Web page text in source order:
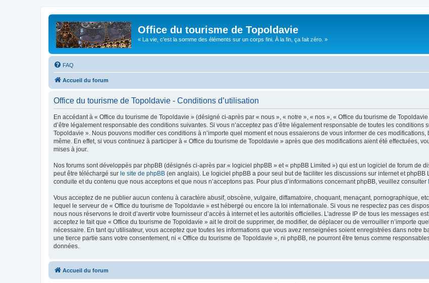
Office du tourisme de Topoldavie
« La vie, c'est la somme des éléments sur un corps fini. À la fin, ça fait zéro. »
FAQ
Accueil du forum
Office du tourisme de Topoldavie - Conditions d’utilisation
En accédant à « Office du tourisme de Topoldavie » (désigné ci-après par « nous », « notre », « nos », « Office du tourisme de
d’être légalement responsable des conditions suivantes. Si vous n’acceptez pas d’être légalement responsable de toutes les
Topoldavie ». Nous pouvons modifier ces conditions à n’importe quel moment et nous essaierons de vous informer de ces
même. En effet, si vous continuez à participer à « Office du tourisme de Topoldavie » après que des modifications aient été effectuées,
mises à jour.
Nos forums sont développés par phpBB (désignés ci-après par « logiciel phpBB » et « phpBB Limited ») qui est un logiciel de forum de
peut être téléchargé sur le site de phpBB (en anglais). Le logiciel phpBB a pour seul but de faciliter les discussions sur internet et
conduite et du contenu que nous acceptons et que nous n’acceptons pas. Pour plus d’informations concernant phpBB, veuillez consulter
Vous acceptez de ne publier aucun contenu à caractère abusif, obscène, vulgaire, diffamatoire, choquant, menaçant, pornographique,
lequel le serveur de « Office du tourisme de Topoldavie » est hébergé ou encore la loi internationale. Si vous ne respectez pas ces
nous nous réservons le droit d’avertir votre fournisseur d’accès à internet et les autorités officielles. L’adresse IP de tous les messages
acceptez le fait que « Office du tourisme de Topoldavie » ait le droit de supprimer, de modifier, de déplacer ou de verrouiller n’importe
nécessaire. En tant qu’utilisateur, vous acceptez que toutes les informations que vous avez renseignées soient enregistrées dans notre
une tierce partie sans votre consentement, ni « Office du tourisme de Topoldavie », ni phpBB, ne pourront être tenus comme
données.
Accueil du forum